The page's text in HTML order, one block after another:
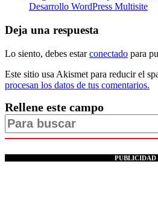
Desarrollo WordPress Multisite
Deja una respuesta
Lo siento, debes estarconectado para
Este sitio usa Akismet para reducir el
procesan los datos de tus comentarios.
Rellene este campo
PUBLICIDAD